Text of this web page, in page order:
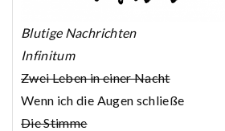
Blutige Nachrichten
Infinitum
Zwei Leben in einer Nacht
Wenn ich die Augen schließe
Die Stimme